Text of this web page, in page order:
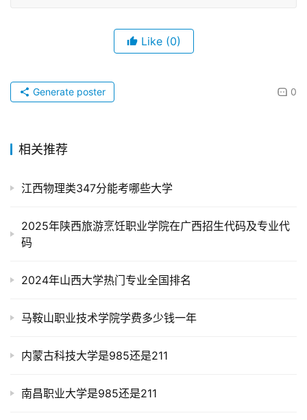
Like (0)
0
Generate poster
相关推荐
江西物理类347分能考哪些大学
2025年陕西旅游烹饪职业学院在广西招生代码及专业代
码
2024年山西大学热门专业全国排名
马鞍山职业技术学院学费多少钱一年
内蒙古科技大学是985还是211
南昌职业大学是985还是211